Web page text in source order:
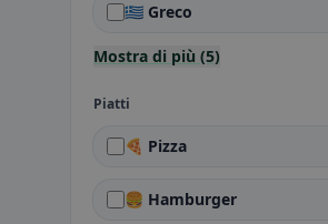
🇬🇷 Greco
Mostra di più (5)
Piatti
🍕 Pizza
🍔 Hamburger